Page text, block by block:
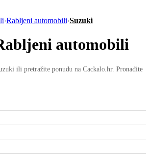
›Rabljeni automobili›Suzuki
automobili
ili pretražite ponudu na Cackalo.hr. Pronađite